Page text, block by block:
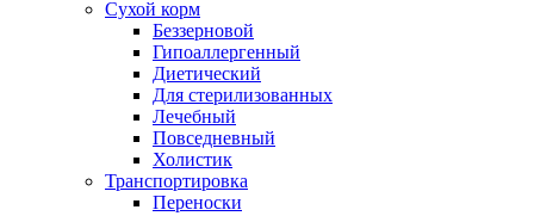
Сухой корм
Беззерновой
Гипоаллергенный
Диетический
Для стерилизованных
Лечебный
Повседневный
Холистик
Транспортировка
Переноски